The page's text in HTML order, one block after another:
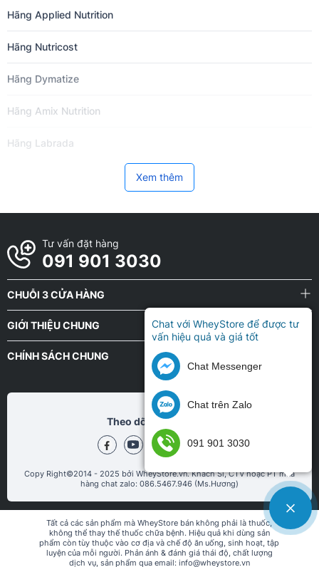
Hãng Applied Nutrition
Hãng Nutricost
Hãng Dymatize
Hãng Amix Nutrition
Hãng Labrada
Hãng VitaXtrong
Hãng BiotechUSA
Hãng PVL
Hãng Z Nutrition
Hãng MHP Strong
Hãng Repp Sports
Hãng JNX sports
Hãng OstroVit
Xem thêm
Tư vấn đặt hàng
091 901 3030
CHUỖI 3 CỬA HÀNG
GIỚI THIỆU CHUNG
CHÍNH SÁCH CHUNG
Theo dõi chũng tôi tại
Copy Right©2014 - 2025 bởi WheyStore.vn. Khách Sỉ, CTV hoặc PT mua
hàng chat zalo: 086.5467.946 (Ms.Hương)
Tất cả các sản phẩm mà WheyStore bán không phải là thuốc,
không thể thay thế thuốc chữa bệnh. Hiệu quả khi dùng sản
phẩm còn tùy thuộc vào cơ địa và chế độ ăn uống, sinh hoạt, tập
luyện của mỗi người. Phản ánh & đánh giá thái độ, chất lượng
dịch vụ, sản phẩm qua email: info@wheystore.vn
Chat với WheyStore để được tư
vấn hiệu quả và giá tốt
Chat Messenger
Chat trên Zalo
091 901 3030